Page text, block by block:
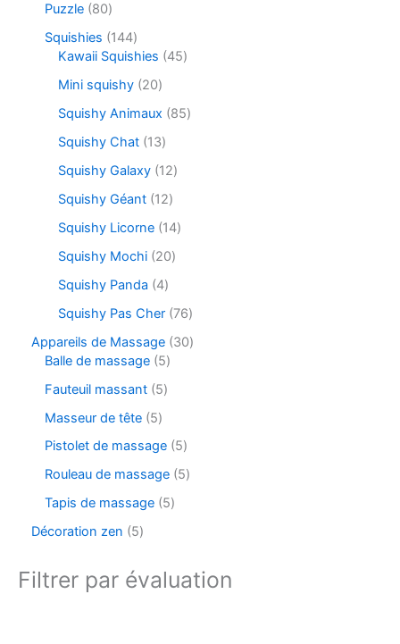
Puzzle 80
Squishies
144
Kawaii Squishies
45
Mini squishy 20
Squishy Animaux
85
Squishy Chat 13
Squishy Galaxy 12
Squishy Géant 12
Squishy Licorne 14
Squishy Mochi 20
Squishy Panda
4
Squishy Pas Cher 76
Appareils de Massage 30
Balle de massage 5
Fauteuil massant 5
Masseur de tête 5
Pistolet de massage 5
Rouleau de massage 5
Tapis de massage 5
Décoration zen
5
Filtrer par évaluation